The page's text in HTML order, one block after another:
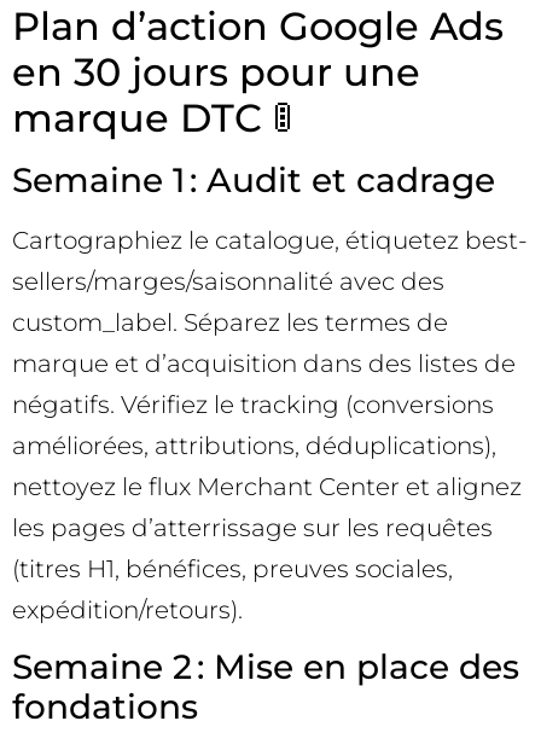
Plan d’action Google Ads
en 30 jours pour une
marque DTC 🚦
Semaine 1 : Audit et cadrage
Cartographiez le catalogue, étiquetez best-
sellers/marges/saisonnalité avec des
custom_label. Séparez les termes de
marque et d’acquisition dans des listes de
négatifs. Vérifiez le tracking (conversions
améliorées, attributions, déduplications),
nettoyez le flux Merchant Center et alignez
les pages d’atterrissage sur les requêtes
(titres H1, bénéfices, preuves sociales,
expédition/retours).
Semaine 2 : Mise en place des
fondations